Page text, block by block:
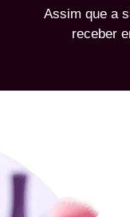
Assim que a
receber